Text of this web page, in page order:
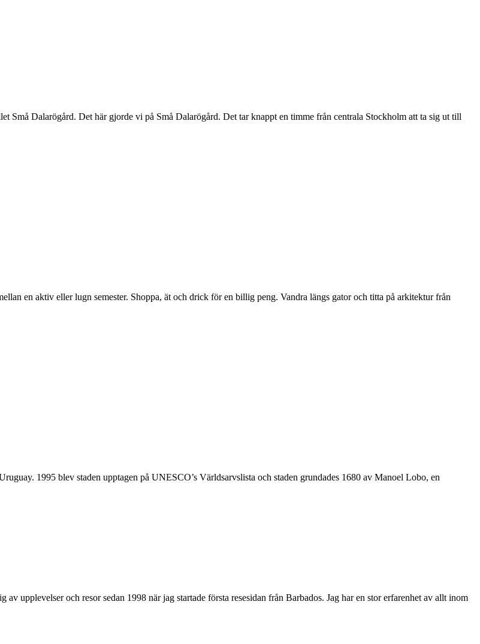
Små Dalarögård. Det här gjorde vi på Små Dalarögård. Det tar knappt en timme från centrala Stockholm att ta sig ut till
en aktiv eller lugn semester. Shoppa, ät och drick för en billig peng. Vandra längs gator och titta på arkitektur från
1995 blev staden upptagen på UNESCO’s Världsarvslista och staden grundades 1680 av Manoel Lobo, en
upplevelser och resor sedan 1998 när jag startade första resesidan från Barbados. Jag har en stor erfarenhet av allt inom